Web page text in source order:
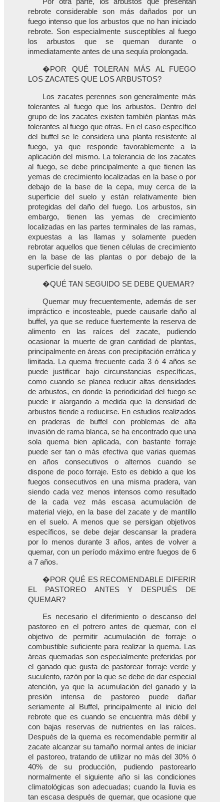
Por otra parte, los arbustos que presentan
rebrote considerable son más dañados por un
fuego intenso que los arbustos que no han iniciado
rebrote. Son especialmente susceptibles al fuego
los arbustos que se queman durante o
inmediatamente antes de una sequía prolongada.
�POR QUÉ TOLERAN MÁS AL FUEGO
LOS ZACATES QUE LOS ARBUSTOS?
Los zacates perennes son generalmente más
tolerantes al fuego que los arbustos. Dentro del
grupo de los zacates existen también plantas más
tolerantes al fuego que otras. En el caso específico
del buffel se le considera una planta resistente al
fuego, ya que responde favorablemente a la
aplicación del mismo. La tolerancia de los zacates
al fuego, se debe principalmente a que tienen las
yemas de crecimiento localizadas en la base o por
debajo de la base de la cepa, muy cerca de la
superficie del suelo y están relativamente bien
protegidas del daño del fuego. Los arbustos, sin
embargo, tienen las yemas de crecimiento
localizadas en las partes terminales de las ramas,
expuestas a las llamas y solamente pueden
rebrotar aquellos que tienen células de crecimiento
en la base de las plantas o por debajo de la
superficie del suelo.
�QUÉ TAN SEGUIDO SE DEBE QUEMAR?
Quemar muy frecuentemente, además de ser
impráctico e incosteable, puede causarle daño al
buffel, ya que se reduce fuertemente la reserva de
alimento en las raíces del zacate, pudiendo
ocasionar la muerte de gran cantidad de plantas,
principalmente en áreas con precipitación errática y
limitada. La quema frecuente cada 3 ó 4 años se
puede justificar bajo circunstancias específicas,
como cuando se planea reducir altas densidades
de arbustos, en donde la periodicidad del fuego se
puede ir alargando a medida que la densidad de
arbustos tiende a reducirse. En estudios realizados
en praderas de buffel con problemas de alta
invasión de rama blanca, se ha encontrado que una
sola quema bien aplicada, con bastante forraje
puede ser tan o más efectiva que varias quemas
en años consecutivos o alternos cuando se
dispone de poco forraje. Esto es debido a que los
fuegos consecutivos en una misma pradera, van
siendo cada vez menos intensos como resultado
de la cada vez más escasa acumulación de
material viejo, en la base del zacate y de mantillo
en el suelo. A menos que se persigan objetivos
específicos, se debe dejar descansar la pradera
por lo menos durante 3 años, antes de volver a
quemar, con un período máximo entre fuegos de 6
a 7 años.
�POR QUÉ ES RECOMENDABLE DIFERIR
EL PASTOREO ANTES Y DESPUÉS DE
QUEMAR?
Es necesario el diferimiento o descanso del
pastoreo en el potrero antes de quemar, con el
objetivo de permitir acumulación de forraje o
combustible suficiente para realizar la quema. Las
áreas quemadas son especialmente preferidas por
el ganado que gusta de pastorear forraje verde y
suculento, razón por la que se debe de dar especial
atención, ya que la acumulación del ganado y la
presión intensa de pastoreo puede dañar
seriamente al Buffel, principalmente al inicio del
rebrote que es cuando se encuentra más débil y
con bajas reservas de nutrientes en las raíces.
Después de la quema es recomendable permitir al
zacate alcanzar su tamaño normal antes de iniciar
el pastoreo, tratando de utilizar no más del 30% ó
40% de su producción, pudiendo pastorearlo
normalmente el siguiente año si las condiciones
climatológicas son adecuadas; cuando la lluvia es
tan escasa después de quemar, que ocasione que